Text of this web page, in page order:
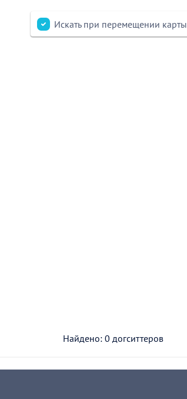
Искать при перемещении карты
Найдено: 0 догситтеров